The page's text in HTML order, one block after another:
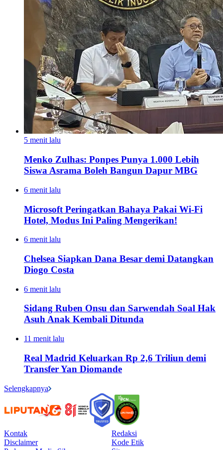
5 menit lalu
Menko Zulhas: Ponpes Punya 1.000 Lebih
Siswa Asrama Boleh Bangun Dapur MBG
6 menit lalu
Microsoft Peringatkan Bahaya Pakai Wi-Fi
Hotel, Modus Ini Paling Mengerikan!
6 menit lalu
Chelsea Siapkan Dana Besar demi Datangkan
Diogo Costa
6 menit lalu
Sidang Ruben Onsu dan Sarwendah Soal Hak
Asuh Anak Kembali Ditunda
11 menit lalu
Real Madrid Keluarkan Rp 2,6 Triliun demi
Transfer Yan Diomande
Selengkapnya
Kontak
Redaksi
Disclaimer
Kode Etik